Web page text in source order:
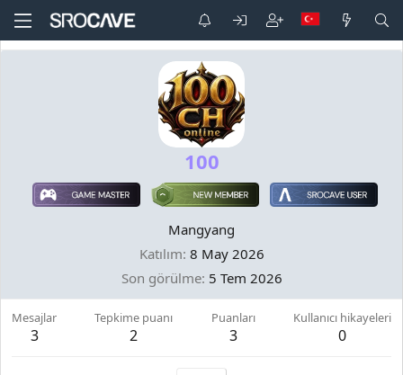
100
Mangyang
Katılım 8 May 2026
Son görülme 5 Tem 2026
Mesajlar
3
Tepkime puanı
2
Puanları
3
Kullanıcı hikayeleri
0